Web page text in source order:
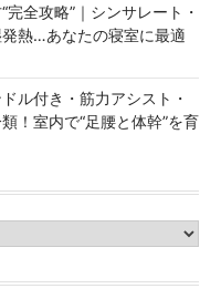
完全攻略”｜シンサレート・
熱…あなたの寝室に最適
ル付き・筋力アシスト・
！室内で“足腰と体幹”を育